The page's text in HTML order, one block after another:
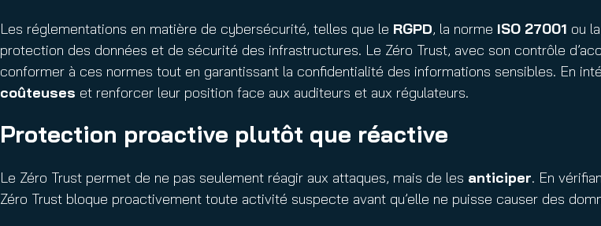
Les réglementations en matière de cybersécurité, telles que le RGPD, la norme ISO 27001 ou
protection des données et de sécurité des infrastructures. Le Zéro Trust, avec son contrôle
conformer à ces normes tout en garantissant la confidentialité des informations sensibles. En
coûteuses et renforcer leur position face aux auditeurs et aux régulateurs.
Protection proactive plutôt que réactive
Le Zéro Trust permet de ne pas seulement réagir aux attaques, mais de les anticiper. En
Zéro Trust bloque proactivement toute activité suspecte avant qu’elle ne puisse causer des